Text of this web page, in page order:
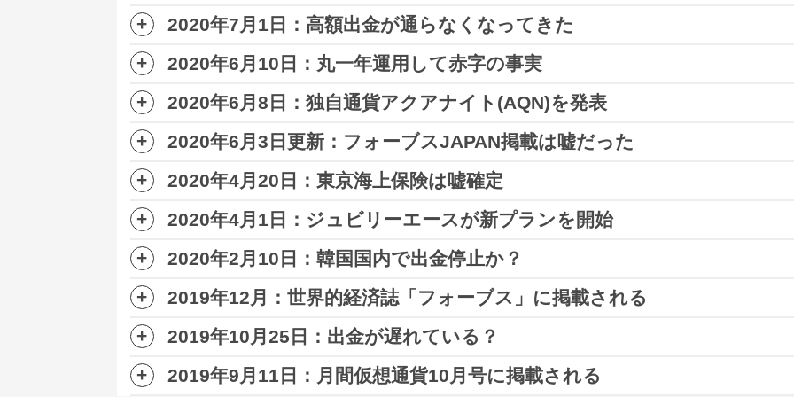
[ @8BqcmQxUU0HblUB より引用]
スムーズに利確したいのであれば、BiKiを利用した方が良さそうですね。
また、今後のスケジュールは下記の通り。
→ アクアウォレットのサイトはこちら
ただ、現時点ではメールによる認証ができず、実際に利用することは不可能
詳細は不明ですが、近々公式より何かしらのアナウンスがあると予想されますので待つしかない
予定されていたアクアウォレットもリリースされず、出金されない状態が続いています。
正直言い訳を繰り返し、出金を先延ばしにしているようにしか感じられませんね。
そもそも本当に運用していたのかすら定かではありませんが、運用が止まってしまった今
高まっていると言えるでしょう。
いつになるかわかりませんが、アクアウォレットがリリースされ次第、早急にダウンロードする
ちなみに23日に支払いがされる分は、無事に
(@jubileeaceより引用)
(@LifeisSweet2020より引用)
近日中に運営より何かしらのアナウンスがされる見込みですが、年内にリリースされるかも怪し
例えばバックオフィス内(サイト内)に1000AQNあるとすれば、1、2週目は1％分の10AQNしかア
順調にいけば上限額を引き上げていくようですが、先が思いやられますね…。
まずは12/19を予定しているアクアウォレットのリリースが待たれます。
(@jubileeace より引用)
無事にアクアウォレットがリリースされ、AQNで着金されたとすれば、
(@jBXIgR1rkE2JbxJより引用)
また、詳細は明らかではありませんが、新たにビジネスを立ち上げる話も出ている
ジュビリーエースで損失を被っている方は、十分気を付けて欲しいと思います。
当初の説明では12月初旬には出金が再開できる見通しとの説明でしたが、ユーザーの願い届か
(@toushisagiiiより引用)
可になるとのこと。
25日には公式より今回の出金停止問題について説明がされました。
公式の説明によれば、今回の原因はシステムエラー ということ。
現在はITチームによって修復が行われているようですが、28日の時点ではまだ出金は確認されて
7月21日にジュビリーエースの運営よりJENCOが発表されました。
JENCOは今までのジュビリーエースとは別の事業と捉えて良いと思います。
JENCOは 主に先物取引(金銀原油)・株・FXを行って利益を得ていく
ジュビリーエースと同じく、購入したパッケージ額に応じて配当が得られるのですが、JENCOで
となっています。
2020年7月1日：高額出金が通らなくなってきた
2020年7月1日、ジュビリーエースは高額出金申請が通りにくくなってきた
ジュビリーエース、高額だと出金しずらくなってきてます！
全額申請しても、半分または3割程しか出金してくれません?
— 受付嬢 (@tokyo_mensesthe) July 1, 2020
このユーザーの情報を整理すると下記の通りです。
2020年6月10日：丸一年運用して赤字の事実
2019年5月頃にグランドオープンしたジュビリーエースですが、どうやら
ジュビリーエース これじゃヤバイやろ?1年以上盛り上がった挙句・・・元本割れ
SNS上では稼げる投資として言われているジュビリーエースですが、現実はやはりマイナス収支
そもそもジュビリーエースは投資した元金が返ってくることはなく、システム利用料金として
2020年6月8日：独自通貨アクアナイト(AQN)を発表
ジュビリーエースは独自通貨であるアクアナイト(AQN)を発表しました。
2020年6月3日更新：フォーブスJAPAN掲載は嘘だった
ジュビリーエースが フォーブスJAPANに掲載されるという情報が出ていましたが、直接問い合
式に回答したようです。
#ジュビリーエース
インド版なのか、取りやすい所で取得してきたんではないかと言われていたジュビリーエー
その時、弁明として現在
フォーブスJAPANにも
2020年4月20日：東京海上保険は嘘確定
ジュビリーエースは3月頃から大手の保険会社からアプローチが来ていると、SNS上で話題にな
す。
2020年4月1日：ジュビリーエースが新プランを開始
ジュビリーエースは3月30日に新プラン 「リクイディティ―パック90」を発表
という内容です。
2020年2月10日：韓国国内で出金停止か？
MLM(マルチレベルマーケティング)による集客によって利用者を集めているジュビリーエースで
ました。
どうやらジュビリーエースの韓国幹部メンバーが、入出金停止状態にあるとのこと。
2019年12月：世界的経済誌「フォーブス」に掲載される
2019年12月、ジュビリーエースが世界的経済誌である「フォーブス」に掲載されるという情報
2019年10月25日：出金が遅れている？
2019年10月25日 ジュビリーエースの出金が遅れているという情報がSNSで確認できました。
2019年9月11日：月間仮想通貨10月号に掲載される